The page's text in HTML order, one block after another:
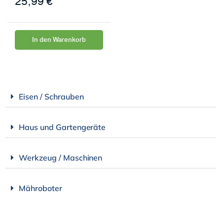
In den Warenkorb
Eisen / Schrauben
Haus und Gartengeräte
Werkzeug / Maschinen
Mähroboter